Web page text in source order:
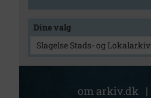
Dine valg
Slagelse Stads- og Lokalarkiv
om arkiv.dk |